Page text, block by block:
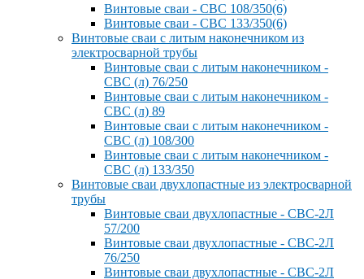
Винтовые сваи - СВС 108/350(6)
Винтовые сваи - СВС 133/350(6)
Винтовые сваи с литым наконечником из
электросварной трубы
Винтовые сваи с литым наконечником -
СВС (л) 76/250
Винтовые сваи с литым наконечником -
СВС (л) 89
Винтовые сваи с литым наконечником -
СВС (л) 108/300
Винтовые сваи с литым наконечником -
СВС (л) 133/350
Винтовые сваи двухлопастные из электросварной
трубы
Винтовые сваи двухлопастные - СВС-2Л
57/200
Винтовые сваи двухлопастные - СВС-2Л
76/250
Винтовые сваи двухлопастные - СВС-2Л